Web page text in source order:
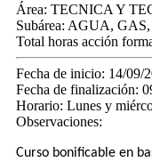
Área: TECNICA Y
Subárea: AGUA,
Total horas acción
Fecha de inicio: 14/09/
Fecha de finalización:
Horario: Lunes y
Observaciones:
Curso bonificable en